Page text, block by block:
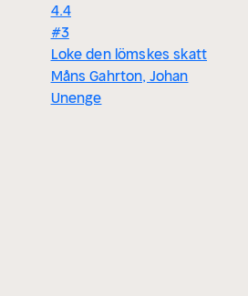
4.4
#3
Loke den lömskes skatt
Måns Gahrton, Johan
Unenge